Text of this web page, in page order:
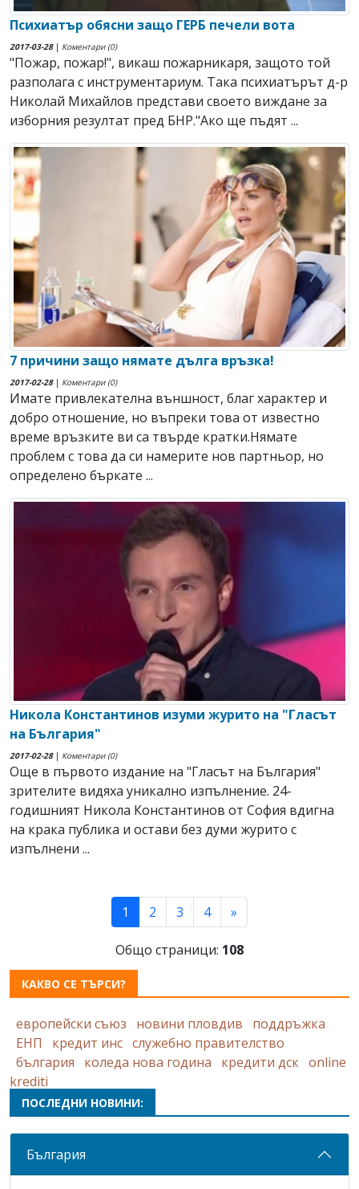
Психиатър обясни защо ГЕРБ печели вота
2017-03-28| Коментари (0)
"Пожар, пожар!", викаш пожарникаря, защото той
разполага с инструментариум. Така психиатърът д-р
Николай Михайлов представи своето виждане за
изборния резултат пред БНР."Ако ще пъдят ...
7 причини защо нямате дълга връзка!
2017-02-28| Коментари (0)
Имате привлекателна външност, благ характер и
добро отношение, но въпреки това от известно
време връзките ви са твърде кратки.Нямате
проблем с това да си намерите нов партньор, но
определено бъркате ...
Никола Константинов изуми журито на "Гласът
на България"
2017-02-28| Коментари (0)
Още в първото издание на "Гласът на България"
зрителите видяха уникално изпълнение. 24-
годишният Никола Константинов от София вдигна
на крака публика и остави без думи журито с
изпълнени ...
1 (current)
2 3 4 »
Общо страници: 108
КАКВО СЕ ТЪРСИ?
европейски съюз новини пловдив
поддръжка
ЕНП
кредит инс служебно правителство
българия
коледа нова година кредити дск online
krediti
ПОСЛЕДНИ НОВИНИ:
България